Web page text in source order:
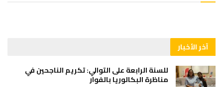
آخر الأخبار
للسنة الرابعة على التوالي: تكريم الناجحين في
مناظرة البكالوريا بالفوار